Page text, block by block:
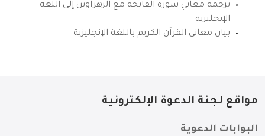
ترجمة معاني سورة الفاتحة مع الزهراوين إلى اللغة
الإنجليزية
بيان معاني القرآن الكريم باللغة الإنجليزية
مواقع لجنة الدعوة الإلكترونية
البوابات الدعوية